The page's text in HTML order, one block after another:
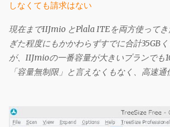
しなくても請求はない
現在までIIJmio とPlala ITEを両方使って
ぎた程度にもかかわらずすでに合計35GB
が、IIJmioの一番容量が大きいプランでも
「容量無制限」と言えなくもなく、高速
そうなるといくら「容量無制限」を謳われ